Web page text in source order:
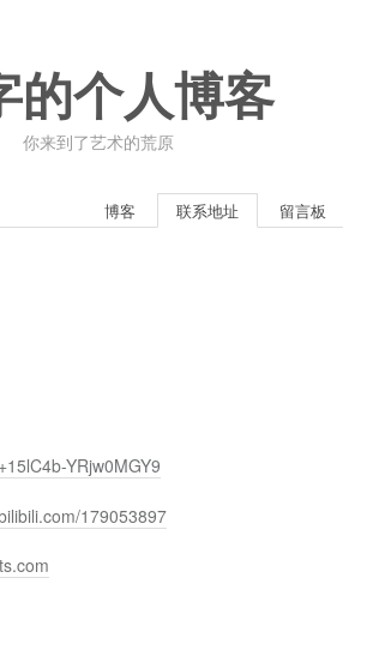
的个人博客
你来到了艺术的荒原
博客 联系地址 留言板
YRjw0MGY9
179053897